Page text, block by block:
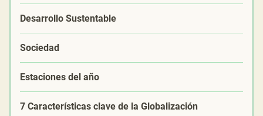
Desarrollo Sustentable
Sociedad
Estaciones del año
7 Características clave de la Globalización